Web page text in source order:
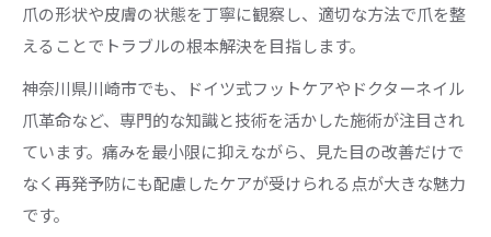
爪の形状や皮膚の状態を丁寧に観察し、適切な方法で爪を整
えることでトラブルの根本解決を目指します。
神奈川県川崎市でも、ドイツ式フットケアやドクターネイル
爪革命など、専門的な知識と技術を活かした施術が注目され
ています。痛みを最小限に抑えながら、見た目の改善だけで
なく再発予防にも配慮したケアが受けられる点が大きな魅力
です。